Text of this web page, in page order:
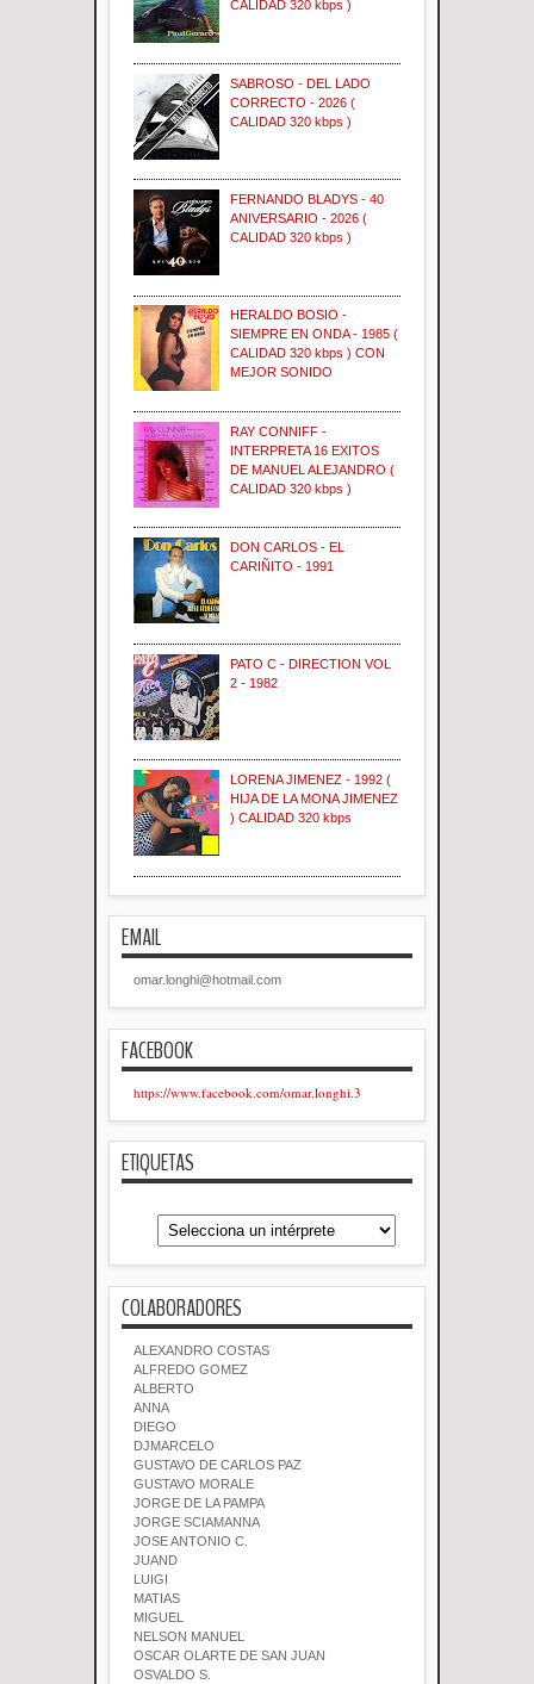
CALIDAD 320 kbps )
SABROSO - DEL LADO
CORRECTO - 2026 (
CALIDAD 320 kbps )
FERNANDO BLADYS - 40
ANIVERSARIO - 2026 (
CALIDAD 320 kbps )
HERALDO BOSIO -
SIEMPRE EN ONDA - 1985 (
CALIDAD 320 kbps ) CON
MEJOR SONIDO
RAY CONNIFF -
INTERPRETA 16 EXITOS
DE MANUEL ALEJANDRO (
CALIDAD 320 kbps )
DON CARLOS - EL
CARIÑITO - 1991
PATO C - DIRECTION VOL
2 - 1982
LORENA JIMENEZ - 1992 (
HIJA DE LA MONA JIMENEZ
) CALIDAD 320 kbps
EMAIL
omar.longhi@hotmail.com
FACEBOOK
https://www.facebook.com/omar.longhi.3
ETIQUETAS
COLABORADORES
ALEXANDRO COSTAS
ALFREDO GOMEZ
ALBERTO
ANNA
DIEGO
DJMARCELO
GUSTAVO DE CARLOS PAZ
GUSTAVO MORALE
JORGE DE LA PAMPA
JORGE SCIAMANNA
JOSE ANTONIO C.
JUAND
LUIGI
MATIAS
MIGUEL
NELSON MANUEL
OSCAR OLARTE DE SAN JUAN
OSVALDO S.